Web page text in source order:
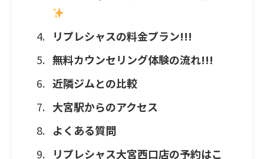
リプレシャスの料金プラン!!!
無料カウンセリング体験の流れ!!!
近隣ジムとの比較
大宮駅からのアクセス
よくある質問
リプレシャス大宮西口店の予約はこ